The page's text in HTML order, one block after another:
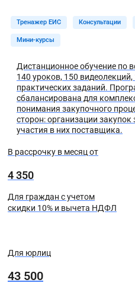
Тренажер ЕИС Консультации
Мини-курсы
Дистанционное обучение по
140 уроков, 150 видеолекций,
практических заданий.
сбалансирована для
понимания закупочного
сторон: организации закупок
участия в них поставщика.
В рассрочку в месяц от
4 350
Для граждан с учетом
скидки 10% и вычета НДФЛ
Для юрлиц
43 500